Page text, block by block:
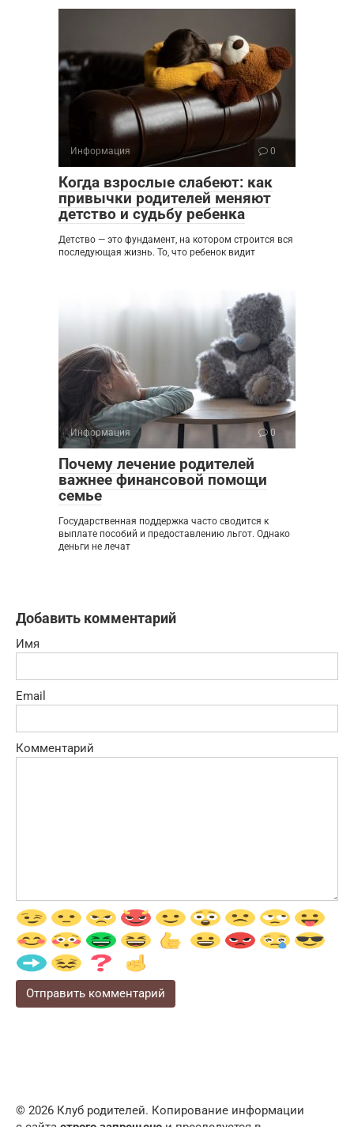
Информация 0
Когда взрослые слабеют: как
привычки родителей меняют
детство и судьбу ребенка
Детство — это фундамент, на котором строится вся
последующая жизнь. То, что ребенок видит
Информация 0
Почему лечение родителей
важнее финансовой помощи
семье
Государственная поддержка часто сводится к
выплате пособий и предоставлению льгот. Однако
деньги не лечат
Добавить комментарий
Имя
Email
Комментарий
© 2026 Клуб родителей. Копирование информации